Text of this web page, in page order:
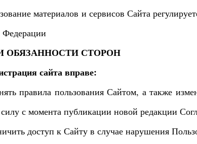
материалов и сервисов Сайта
Федерации
ОБЯЗАННОСТИ СТОРОН
сайта вправе:
правила пользования Сайтом, а также
с момента публикации новой редакции
доступ к Сайту в случае нарушения